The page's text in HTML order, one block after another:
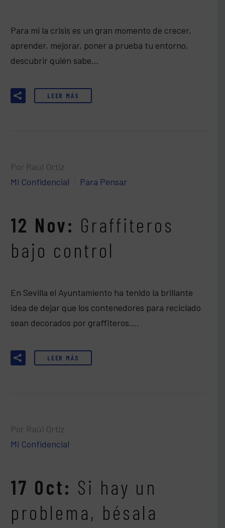
Para mi la crisis es un gran momento de crecer,
aprender, mejorar, poner a prueba tu entorno,
descubrir quién sabe…
LEER MÁS
Por Raúl Ortiz
Mi Confidencial
Para Pensar
12 Nov: Graffiteros
bajo control
En Sevilla el Ayuntamiento ha tenido la brillante
idea de dejar que los contenedores para reciclado
sean decorados por graffiteros….
LEER MÁS
Por Raúl Ortiz
Mi Confidencial
17 Oct: Si hay un
problema, bésala